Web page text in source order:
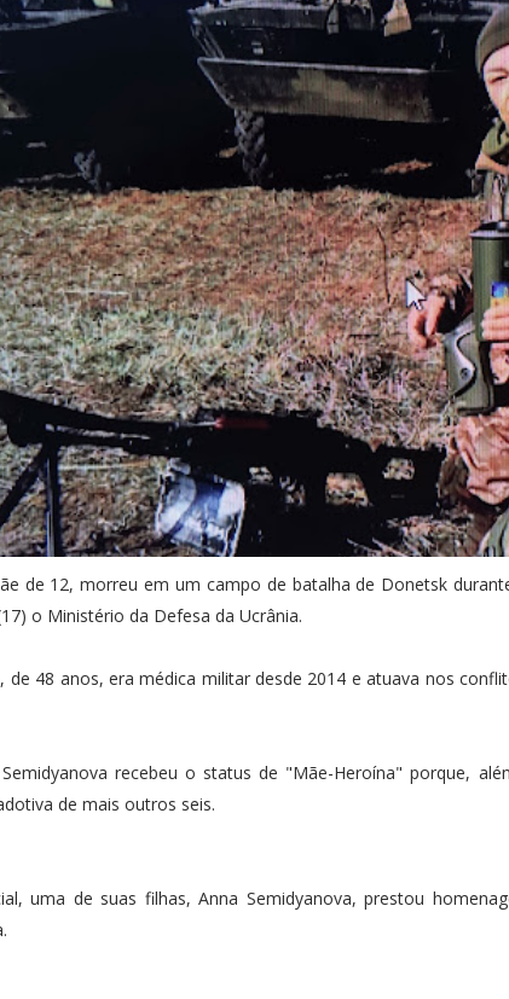
de 12, morreu em um campo de batalha de Donetsk
o Ministério da Defesa da Ucrânia.
de 48 anos, era médica militar desde 2014 e atuava nos
recebeu o status de "Mãe-Heroína" porque,
de mais outros seis.
uma de suas filhas, Anna Semidyanova, prestou